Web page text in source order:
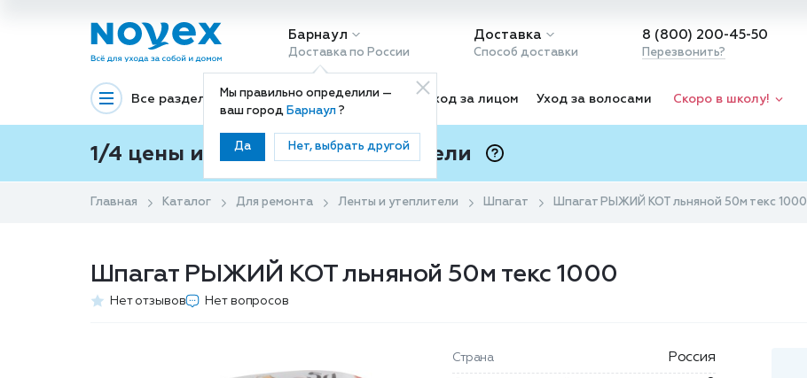
Барнаул
Доставка по России
Мы правильно определили —
ваш город Барнаул?
Да Нет, выбрать другой
Доставка
Способ доставки
8 (800) 200-45-50
Перезвонить?
Все разделы Декоративная косметика Уход за лицом Уход за волосами Скоро в школу!
1/4 цены и покупки ваши с Подели
Главная Каталог Для ремонта Ленты и утеплители Шпагат Шпагат РЫЖИЙ КОТ льняной 50м текс 1000
Шпагат РЫЖИЙ КОТ льняной 50м текс 1000
Нет отзывов Нет вопросов
Страна Россия